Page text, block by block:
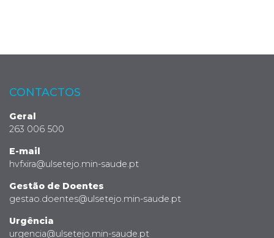
CONTACTOS
Geral
263 006 500
E-mail
hvfxira@ulsetejo.min-saude.pt
Gestão de Doentes
gestao.doentes@ulsetejo.min-saude.pt
Urgência
urgencia@ulsetejo.min-saude.pt